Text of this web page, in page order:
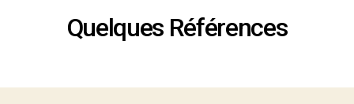
Quelques Références